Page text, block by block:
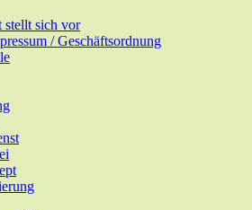
stellt sich vor
/ Geschäftsordnung